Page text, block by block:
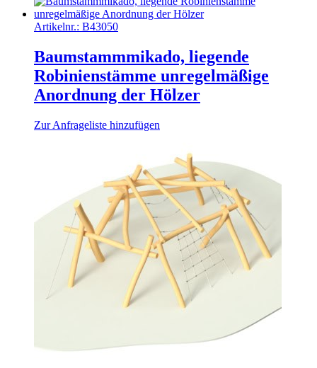
Artikelnr.: B43050
Baumstammmikado, liegende
Robinienstämme unregelmäßige
Anordnung der Hölzer
Zur Anfrageliste hinzufügen